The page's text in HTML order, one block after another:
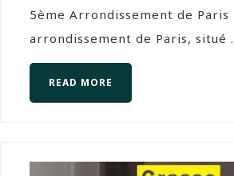
5ème Arrondissement de Paris
arrondissement de Paris, situé
READ MORE